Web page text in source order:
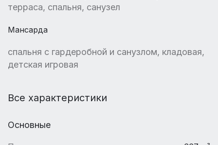
терраса, спальня, санузел
Мансарда
спальня с гардеробной и санузлом, кладовая,
детская игровая
Все характеристики
Основные